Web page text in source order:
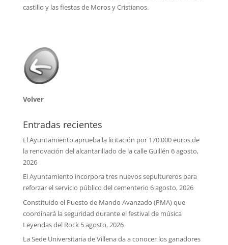
castillo y las fiestas de Moros y Cristianos.
Volver
Entradas recientes
El Ayuntamiento aprueba la licitación por 170.000 euros de
la renovación del alcantarillado de la calle Guillén 6 agosto,
2026
El Ayuntamiento incorpora tres nuevos sepultureros para
reforzar el servicio público del cementerio 6 agosto, 2026
Constituido el Puesto de Mando Avanzado (PMA) que
coordinará la seguridad durante el festival de música
Leyendas del Rock 5 agosto, 2026
La Sede Universitaria de Villena da a conocer los ganadores